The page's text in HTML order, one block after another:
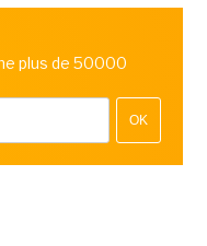
plus de 50000
OK